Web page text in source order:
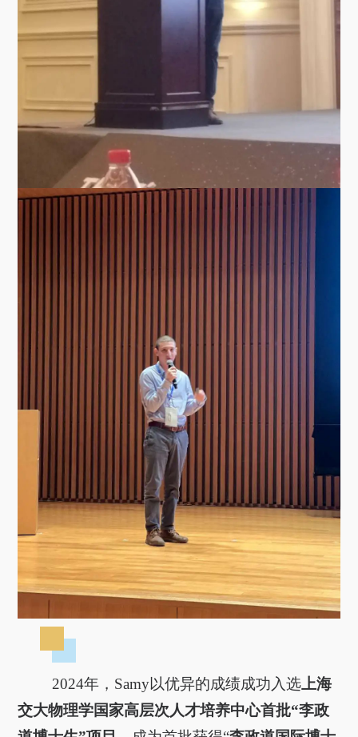
2024年，Samy以优异的成绩成功入选 上海
交大物理学国家高层次人才培养中心首批“李政